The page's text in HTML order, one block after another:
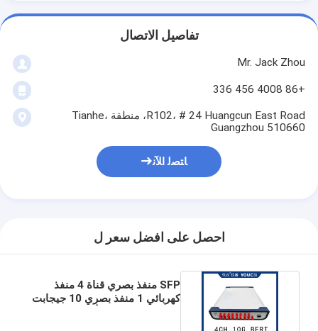
تفاصيل الاتصال
Mr. Jack Zhou
+86 4008 456 336
R102، # 24 Huangcun East Road، منطقة Tianhe،
Guangzhou 510660
ﺎﺘﺼﻟ ﺍﻶﻧ
احصل على افضل سعر ل
SFP منفذ بصري قناة 4 منفذ
كهربائي 1 منفذ بصري 10 جيجابت